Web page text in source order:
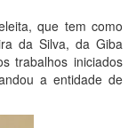
que tem como
da Silva, da Giba
trabalhos iniciados
a entidade de